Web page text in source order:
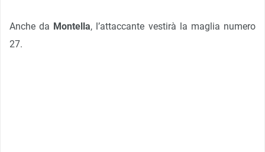
Anche da Montella, l’attaccante vestirà la maglia numero
27.